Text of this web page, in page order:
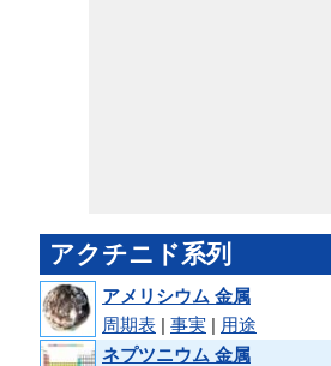
アクチニド系列
アメリシウム 金属
周期表 | 事実 | 用途
ネプツニウム 金属